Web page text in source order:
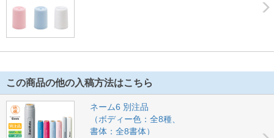
この商品の他の入稿方法はこちら
ネーム6 別注品
（ボディー色：全8種、
書体：全8書体）